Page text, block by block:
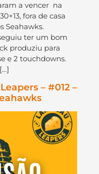
a vencer na
fora de casa
Seahawks.
ter um bom
produziu para
e 2 touchdowns.
– #012 –